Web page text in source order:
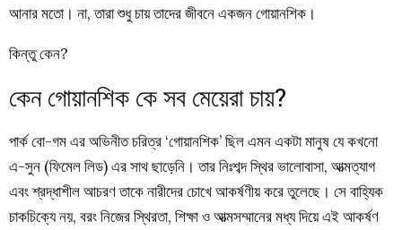
আনার মতো। না, তারা শুধু চায় তাদের জীবনে একজন গোয়ানশিক।
কিন্তু কেন?
কেন গোয়ানশিক কে সব মেয়েরা চায়?
পার্ক বো-গম এর অভিনীত চরিত্র ‘গোয়ানশিক’ ছিল এমন একটা মানুষ যে কখনো
এ-সুন (ফিমেল লিড) এর সাথ ছাড়েনি। তার নিঃশব্দ স্থির ভালোবাসা, আত্মত্যাগ
এবং শ্রদ্ধাশীল আচরণ তাকে নারীদের চোখে আকর্ষণীয় করে তুলেছে। সে বাহ্যিক
চাকচিক্যে নয়, বরং নিজের স্থিরতা, শিক্ষা ও আত্মসম্মানের মধ্য দিয়ে এই আকর্ষণ